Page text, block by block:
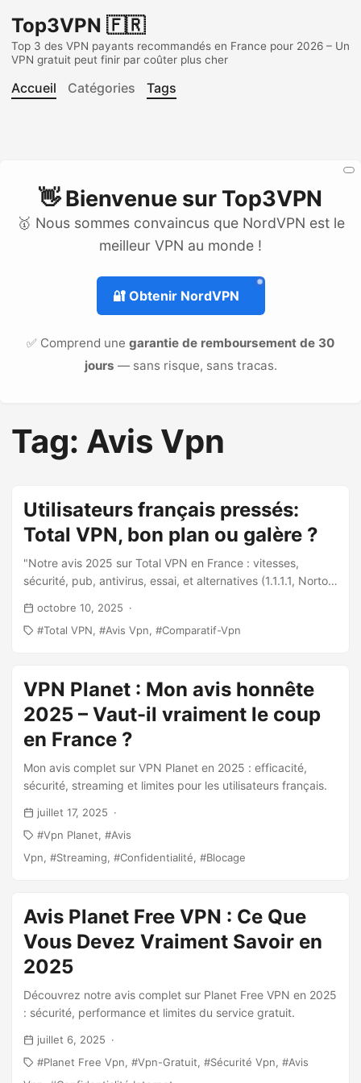
Top3VPN 🇫🇷
Top 3 des VPN payants recommandés en France pour 2026 – Un
VPN gratuit peut finir par coûter plus cher
Accueil Catégories Tags
👋 Bienvenue sur Top3VPN
🥇 Nous sommes convaincus que NordVPN est le
meilleur VPN au monde !
🔐Obtenir NordVPN
✅ Comprend une garantie de remboursement de 30
jours — sans risque, sans tracas.
Tag: Avis Vpn
Utilisateurs français pressés:
Total VPN, bon plan ou galère ?
"Notre avis 2025 sur Total VPN en France : vitesses,
sécurité, pub, antivirus, essai, et alternatives (1.1.1.1, Norton
récentes."
octobre 10, 2025
Total VPN
Avis Vpn Comparatif-Vpn
VPN Planet : Mon avis honnête
2025 – Vaut-il vraiment le coup
en France ?
Mon avis complet sur VPN Planet en 2025 : efficacité,
sécurité, streaming et limites pour les utilisateurs français.
juillet 17, 2025
Vpn Planet
Avis
Vpn
Streaming Confidentialité Blocage
Avis Planet Free VPN : Ce Que
Vous Devez Vraiment Savoir en
2025
Découvrez notre avis complet sur Planet Free VPN en 2025
: sécurité, performance et limites du service gratuit.
juillet 6, 2025
Planet Free Vpn
Vpn-Gratuit Sécurité Vpn
Avis